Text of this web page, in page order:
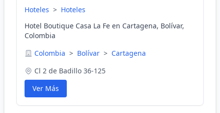
Hoteles > Hoteles
Hotel Boutique Casa La Fe en Cartagena, Bolívar,
Colombia
Colombia > Bolívar > Cartagena
Cl 2 de Badillo 36-125
Ver Más